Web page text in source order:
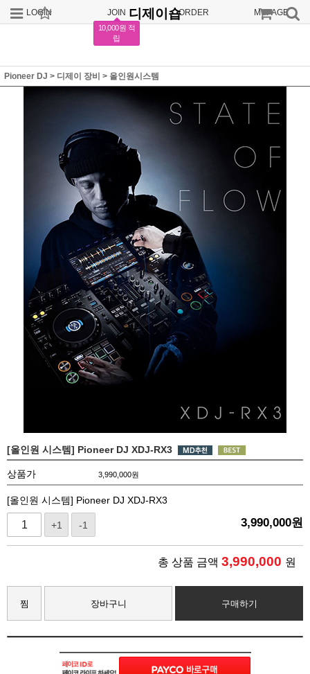
LOGIN JOIN
10,000원 적
립
ORDER MYPAGE
디제이숍
Pioneer DJ > 디제이 장비 > 올인원시스템
[올인원 시스템] Pioneer DJ XDJ-RX3
상품가 3,990,000원
[올인원 시스템] Pioneer DJ XDJ-RX3
+1 -1 3,990,000원
총 상품 금액 3,990,000 원
찜 장바구니 구매하기